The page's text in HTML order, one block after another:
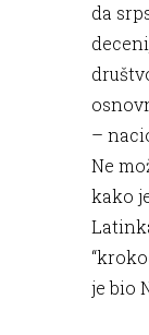
da
–
Ne
kako
je bio